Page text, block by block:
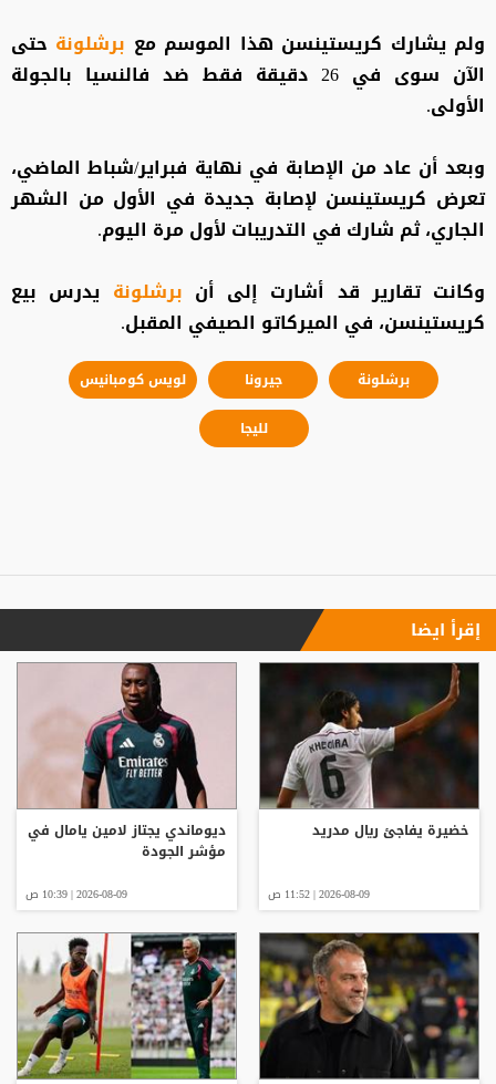
ولم يشارك كريستينسن هذا الموسم مع برشلونة حتى
الآن سوى في 26 دقيقة فقط ضد فالنسيا بالجولة
الأولى.
وبعد أن عاد من الإصابة في نهاية فبراير/شباط الماضي،
تعرض كريستينسن لإصابة جديدة في الأول من الشهر
الجاري، ثم شارك في التدريبات لأول مرة اليوم.
وكانت تقارير قد أشارت إلى أن برشلونة يدرس بيع
كريستينسن، في الميركاتو الصيفي المقبل.
برشلونة جيرونا
لويس كومبانيس
لليجا
إقرأ ايضا
خضيرة يفاجئ ريال مدريد
2026-08-09 | 11:52 ص
ديوماندي يجتاز لامين يامال في
مؤشر الجودة
2026-08-09 | 10:39 ص